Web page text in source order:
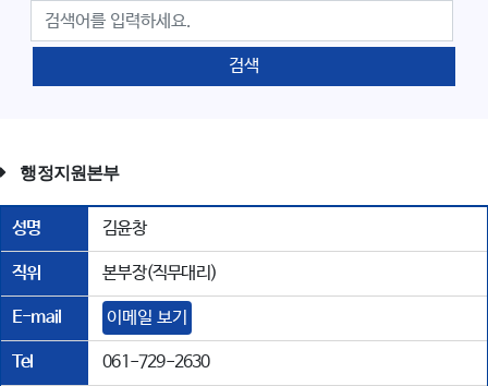
검색
행정지원본부
성명 김윤창
직위 본부장(직무대리)
E-mail 이메일 보기
Tel 061-729-2630